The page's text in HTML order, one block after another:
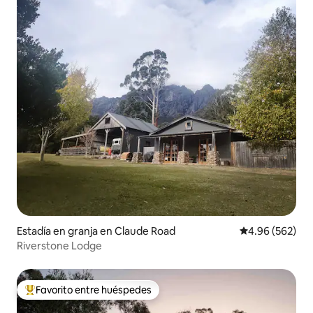
Estadía en granja en Claude Road Calificación
4.96 (562)
Riverstone Lodge
Favorito entre huéspedes preferido
Favorito entre huéspedes